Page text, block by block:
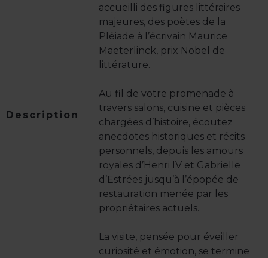
Description
accueilli des figures littéraires
majeures, des poètes de la
Pléiade à l’écrivain Maurice
Maeterlinck, prix Nobel de
littérature.
Au fil de votre promenade à
travers salons, cuisine et pièces
chargées d’histoire, écoutez
anecdotes historiques et récits
personnels, depuis les amours
royales d’Henri IV et Gabrielle
d’Estrées jusqu’à l’épopée de
restauration menée par les
propriétaires actuels.
La visite, pensée pour éveiller
curiosité et émotion, se termine